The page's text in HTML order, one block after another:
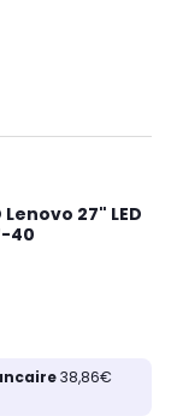
Lenovo 27" LED
40
38,86€